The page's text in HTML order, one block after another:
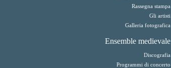
Rassegna stampa
Gli artisti
Galleria fotografica
Ensemble medievale
Discografia
Programmi di concerto